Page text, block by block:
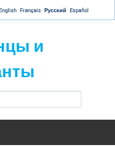
navigation
English Français Русский Español
и